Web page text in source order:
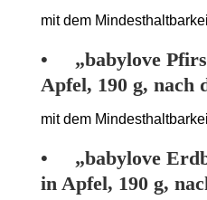
mit dem
• „babylove
Apfel, 190 g, nach
mit dem
• „babylove
in Apfel, 190 g,